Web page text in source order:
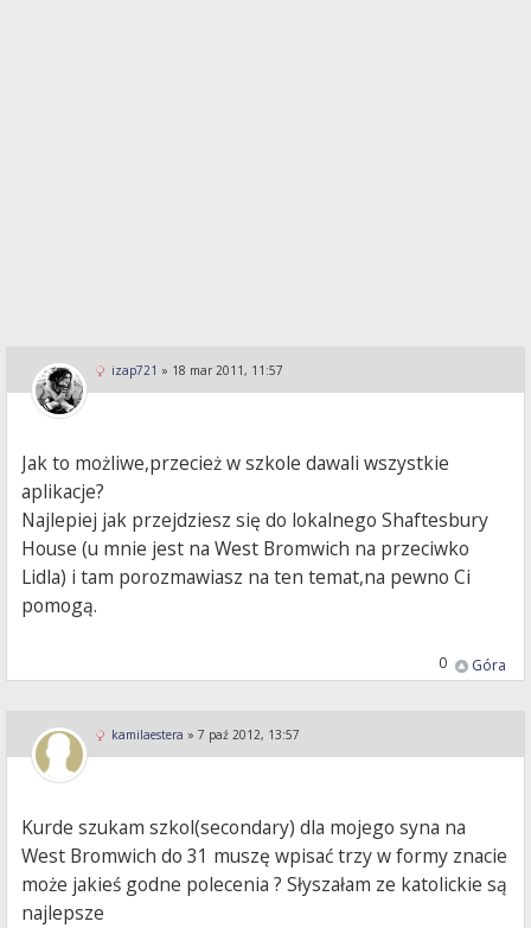
izap721 » 18 mar 2011, 11:57
Jak to możliwe,przecież w szkole dawali wszystkie
aplikacje?
Najlepiej jak przejdziesz się do lokalnego Shaftesbury
House (u mnie jest na West Bromwich na przeciwko
Lidla) i tam porozmawiasz na ten temat,na pewno Ci
pomogą.
Góra
0
kamilaestera » 7 paź 2012, 13:57
Kurde szukam szkol(secondary) dla mojego syna na
West Bromwich do 31 muszę wpisać trzy w formy znacie
może jakieś godne polecenia ? Słyszałam ze katolickie są
najlepsze